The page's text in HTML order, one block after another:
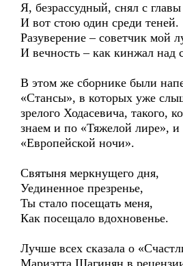
Я, безрассудный, снял с
И вот стою один среди теней.
Разуверение – советчик мой
И вечность – как кинжал над
В этом же сборнике были
«Стансы», в которых уже
зрелого Ходасевича, такого,
знаем и по «Тяжелой лире», и
«Европейской ночи».
Святыня меркнущего дня,
Уединенное презренье,
Ты стало посещать меня,
Как посещало вдохновенье.
Лучше всех сказала о
Мариэтта Шагинян в